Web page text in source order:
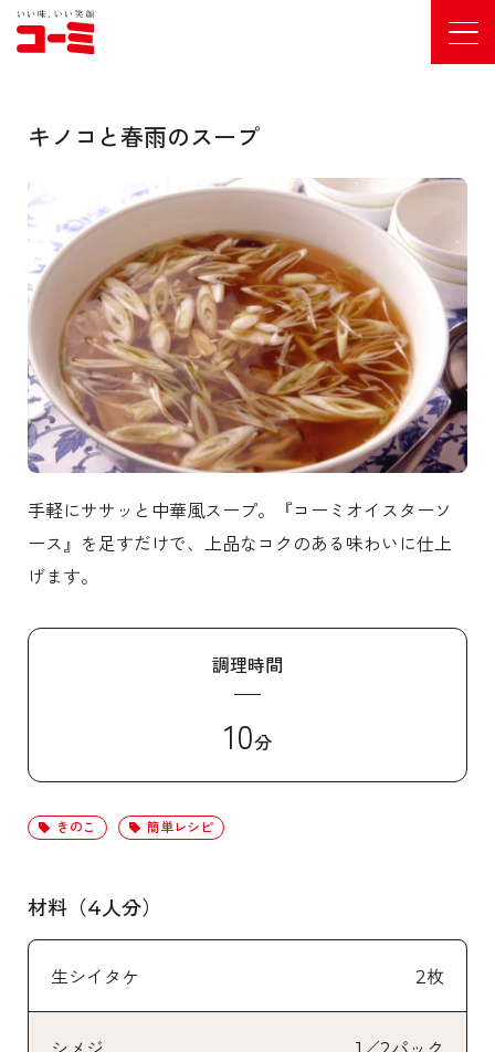
キノコと春雨のスープ
手軽にササッと中華風スープ。『コーミオイスターソ
ース』を足すだけで、上品なコクのある味わいに仕上
げます。
調理時間
10分
きのこ 簡単レシピ
材料（4人分）
生シイタケ 2枚